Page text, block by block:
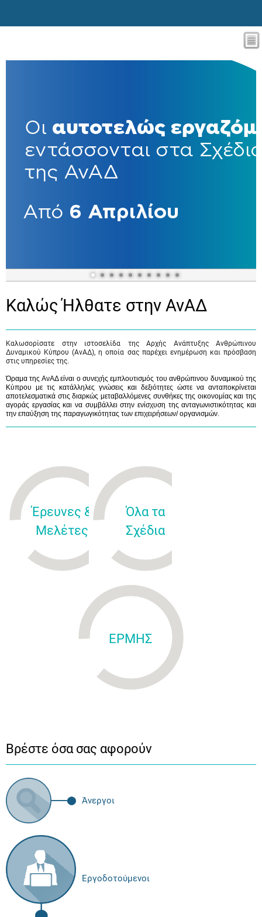
Καλώς Ήλθατε στην ΑνΑΔ
Καλωσορίσατε στην ιστοσελίδα της Αρχής Ανάπτυξης Ανθρώπινου
Δυναμικού Κύπρου (ΑνΑΔ), η οποία σας παρέχει ενημέρωση και πρόσβαση
στις υπηρεσίες της.
Όραμα της ΑνΑΔ είναι ο συνεχής εμπλουτισμός του ανθρώπινου δυναμικού της
Κύπρου με τις κατάλληλες γνώσεις και δεξιότητες ώστε να ανταποκρίνεται
αποτελεσματικά στις διαρκώς μεταβαλλόμενες συνθήκες της οικονομίας και της
αγοράς εργασίας και να συμβάλλει στην ενίσχυση της ανταγωνιστικότητας και
την επαύξηση της παραγωγικότητας των επιχειρήσεων/ οργανισμών.
Έρευνες &
Μελέτες
Όλα τα
Σχέδια
ΕΡΜΗΣ
Βρέστε όσα σας αφορούν
Άνεργοι
Εργοδοτούμενοι